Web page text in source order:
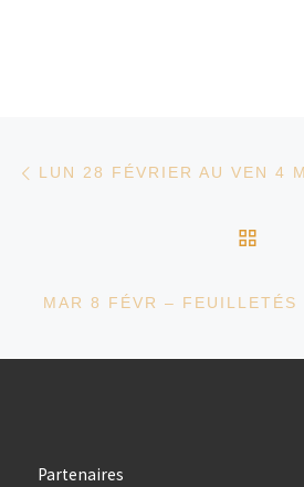
MAR 8 FÉVR – FEUILLETÉS
Partenaires